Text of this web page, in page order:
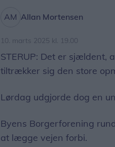
Allan Mortensen
10. marts 2025 kl. 19.00
STERUP: Det er sjældent,
tiltrækker sig den store
Lørdag udgjorde dog en
Byens Borgerforening
at lægge vejen forbi.